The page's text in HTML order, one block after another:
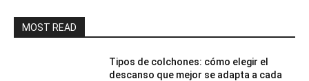
MOST READ
Tipos de colchones: cómo elegir el
descanso que mejor se adapta a cada